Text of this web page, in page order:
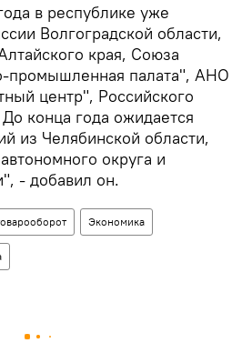
в республике уже
Волгоградской области,
края, Союза
промышленная палата", АНО
центр", Российского
конца года ожидается
из Челябинской области,
округа и
- добавил он.
Экономика